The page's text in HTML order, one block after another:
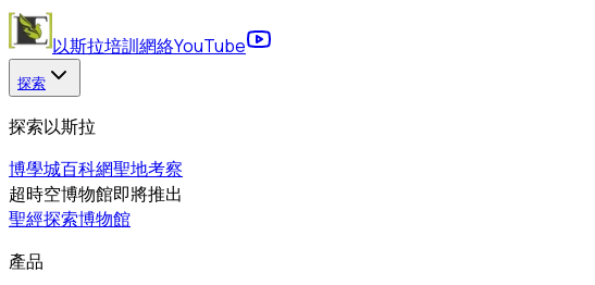
以斯拉培訓網絡YouTube
探索
探索以斯拉
博學城百科網聖地考察
超時空博物館即將推出
聖經探索博物館
產品